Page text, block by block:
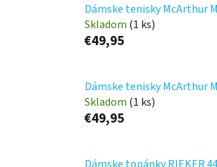
Dámske tenisky McArthur
Skladom (1 ks)
€49,95
Dámske tenisky McArthur
Skladom (1 ks)
€49,95
Dámske topánky RIEKER